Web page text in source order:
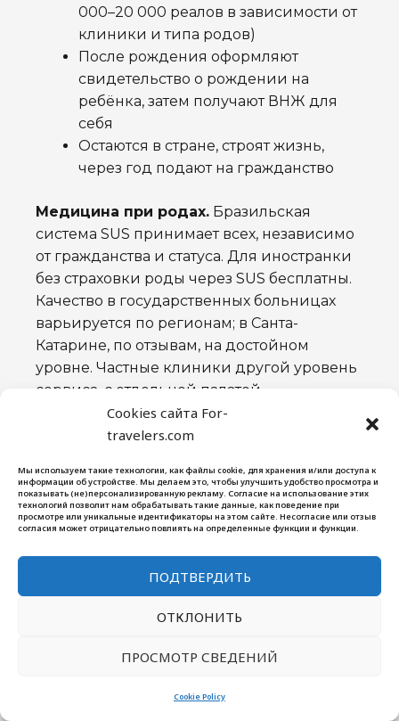
Cookies сайта For-
travelers.com
Мы используем такие технологии, как файлы cookie, для хранения и/или доступа к
информации об устройстве. Мы делаем это, чтобы улучшить удобство просмотра и
показывать (не)персонализированную рекламу. Согласие на использование этих
технологий позволит нам обрабатывать такие данные, как поведение при
просмотре или уникальные идентификаторы на этом сайте. Несогласие или отзыв
согласия может отрицательно повлиять на определенные функции и функции.
ПОДТВЕРДИТЬ
ОТКЛОНИТЬ
ПРОСМОТР СВЕДЕНИЙ
Cookie Policy
000–20 000 реалов в зависимости от
клиники и типа родов)
После рождения оформляют
свидетельство о рождении на
ребёнка, затем получают ВНЖ для
себя
Остаются в стране, строят жизнь,
через год подают на гражданство
Медицина при родах. Бразильская
система SUS принимает всех, независимо
от гражданства и статуса. Для иностранки
без страховки роды через SUS бесплатны.
Качество в государственных больницах
варьируется по регионам; в Санта-
Катарине, по отзывам, на достойном
уровне. Частные клиники другой уровень
сервиса, с отдельной палатой,
партнёрскими родами и плановым
кесаревым по желанию.
Кому это подходит
Схема актуальна для пар, которые:
Планируют ребёнка и думают об
эмиграции, тогда роды в Бразилии
совмещают оба события
Хотят дать ребёнку мощный паспорт
Шенген и большинством мира)